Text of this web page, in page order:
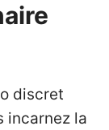
discret
incarnez la